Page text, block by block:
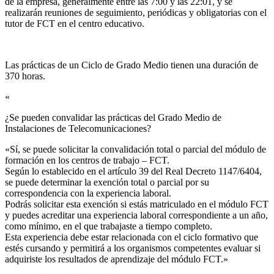
realizarán reuniones de seguimiento, periódicas y obligatorias con el
tutor de FCT en el centro educativo.
Las prácticas de un Ciclo de Grado Medio tienen una duración de
370 horas.
«
¿Se pueden convalidar las prácticas del Grado Medio de
Instalaciones de Telecomunicaciones?​
«Sí, se puede solicitar la convalidación total o parcial del módulo de
formación en los centros de trabajo – FCT.
Según lo establecido en el artículo 39 del Real Decreto 1147/6404,
se puede determinar la exención total o parcial por su
correspondencia con la experiencia laboral.
Podrás solicitar esta exención si estás matriculado en el módulo FCT
y puedes acreditar una experiencia laboral correspondiente a un año,
como mínimo, en el que trabajaste a tiempo completo.
Esta experiencia debe estar relacionada con el ciclo formativo que
estés cursando y permitirá a los organismos competentes evaluar si
adquiriste los resultados de aprendizaje del módulo FCT.»